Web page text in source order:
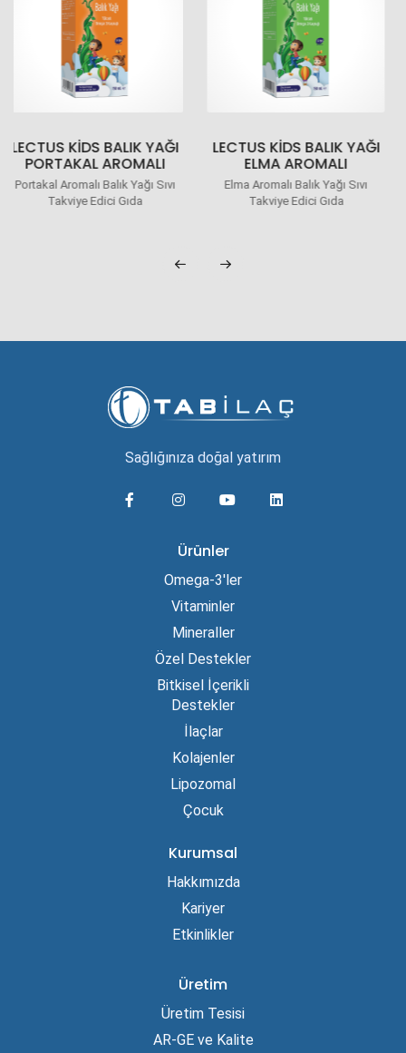
LECTUS KIDS BALIK YAĞI
ELMA AROMALI
Elma Aromalı Balık Yağı Sıvı
Takviye Edici Gıda
LECTUS KIDS BALIK YAĞI
KARIŞIK MEYVE AROMALI
Karışık Meyve Aromalı Balık Yağı
Sıvı Takviye Edici Gıda
Sağlığınıza doğal yatırım
Ürünler
Omega-3'ler
Vitaminler
Mineraller
Özel Destekler
Bitkisel İçerikli
Destekler
İlaçlar
Kolajenler
Lipozomal
Çocuk
Kurumsal
Hakkımızda
Kariyer
Etkinlikler
Üretim
Üretim Tesisi
AR-GE ve Kalite